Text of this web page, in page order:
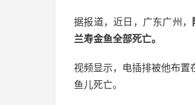
据报道，近日，广东广州，
兰寿金鱼全部死亡。
视频显示，电插排被他布
鱼儿死亡。